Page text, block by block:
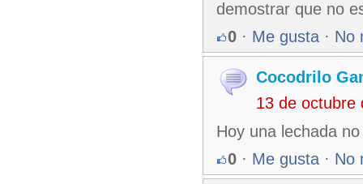
demostrar que no
0 · Me gusta · No
Cocodrilo
13 de octubre
Hoy una lechada
0 · Me gusta · No